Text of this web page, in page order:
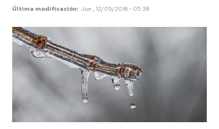
Última modificación Jue , 12/05/2016 - 05:38